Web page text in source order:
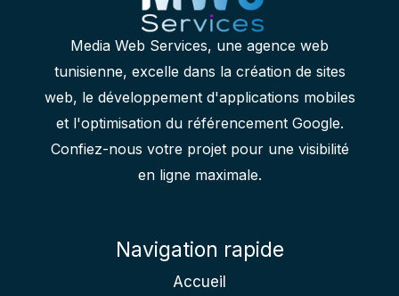
Media Web Services, une agence web
tunisienne, excelle dans la création de sites
web, le développement d'applications mobiles
et l'optimisation du référencement Google.
Confiez-nous votre projet pour une visibilité
en ligne maximale.
Navigation rapide
Accueil
mail